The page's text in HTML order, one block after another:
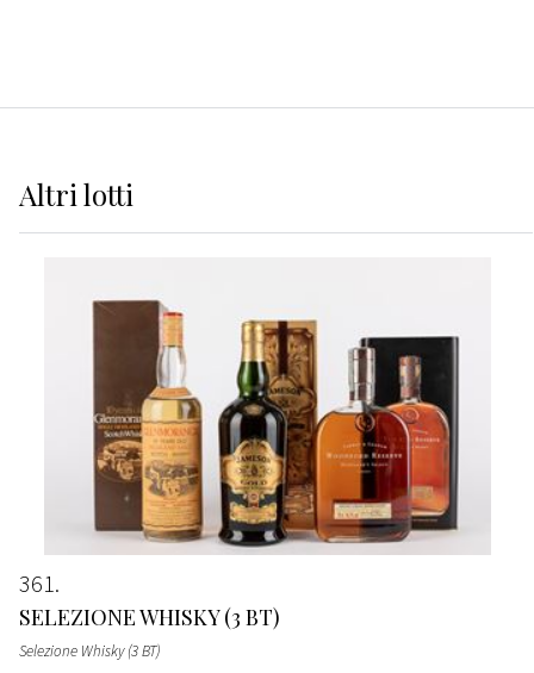
Altrilotti
361
SELEZIONE WHISKY (3 BT)
Selezione Whisky (3 BT)